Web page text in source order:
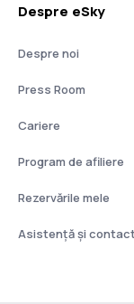
Despre eSky
Despre noi
Press Room
Cariere
Program de afiliere
Rezervările mele
Asistenţă şi